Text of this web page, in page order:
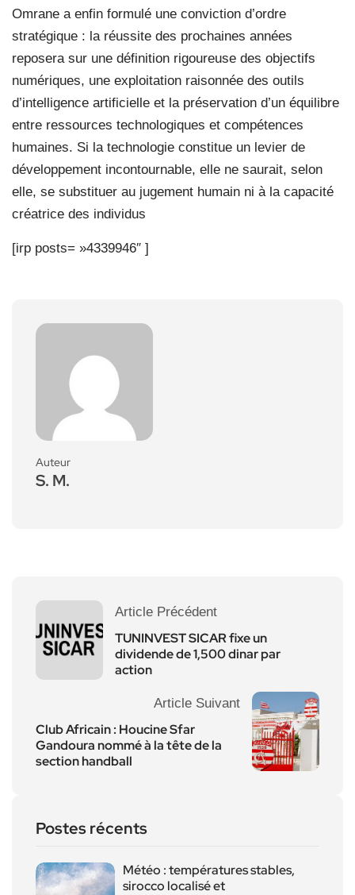
Omrane a enfin formulé une conviction d’ordre
stratégique : la réussite des prochaines années
reposera sur une définition rigoureuse des objectifs
numériques, une exploitation raisonnée des outils
d’intelligence artificielle et la préservation d’un équilibre
entre ressources technologiques et compétences
humaines. Si la technologie constitue un levier de
développement incontournable, elle ne saurait, selon
elle, se substituer au jugement humain ni à la capacité
créatrice des individus
[irp posts= »4339946″ ]
Auteur
S. M.
Article Précédent
TUNINVEST SICAR fixe un
dividende de 1,500 dinar par
action
Article Suivant
Club Africain : Houcine Sfar
Gandoura nommé à la tête de la
section handball
Postes récents
Météo : températures stables,
sirocco localisé et